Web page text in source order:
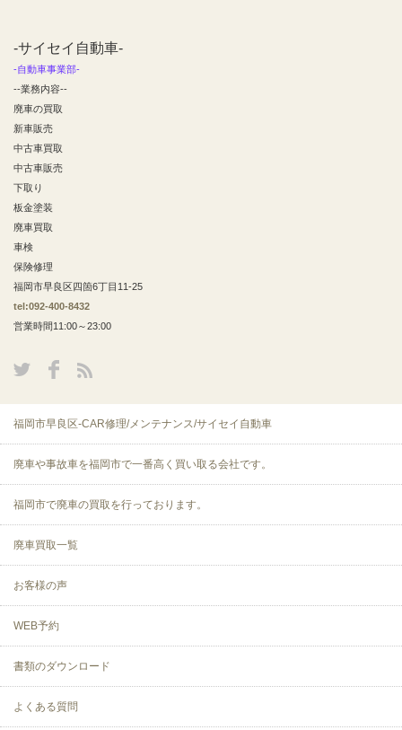
-サイセイ自動車-
-自動車事業部-
--業務内容--
廃車の買取
新車販売
中古車買取
中古車販売
下取り
板金塗装
廃車買取
車検
保険修理
福岡市早良区四箇6丁目11-25
tel:092-400-8432
営業時間11:00～23:00
福岡市早良区-CAR修理/メンテナンス/サイセイ自動車
廃車や事故車を福岡市で一番高く買い取る会社です。
福岡市で廃車の買取を行っております。
廃車買取一覧
お客様の声
WEB予約
書類のダウンロード
よくある質問